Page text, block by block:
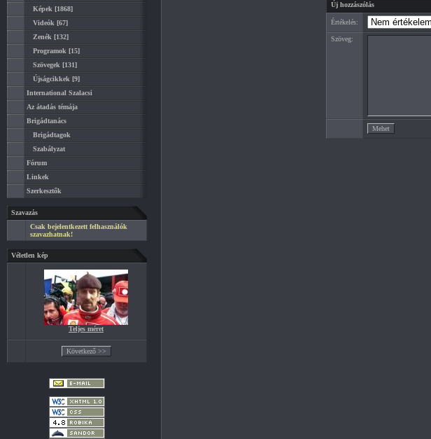
Képek [1868]
Videók [67]
Zenék [132]
Programok [15]
Szövegek [131]
Újságcikkek [9]
International Szalacsi
Az átadás témája
Brigádtanács
Brigádtagok
Szabályzat
Fórum
Linkek
Szerkesztők
Szavazás
Csak bejelentkezett felhasználók
szavazhatnak!
Véletlen kép
Teljes méret
Új hozzászólás
Értékelés:
Szöveg: